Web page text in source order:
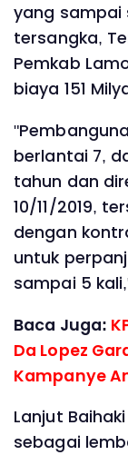
yang sampai
tersangka,
Pemkab
biaya 151
berlantai 7,
tahun dan
10/11/2019,
dengan
untuk
sampai 5
Baca Juga:
Da Lopez
Kampanye
Lanjut
sebagai